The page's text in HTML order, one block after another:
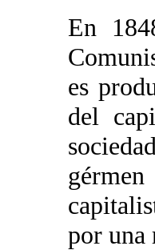
En
es
del
por una